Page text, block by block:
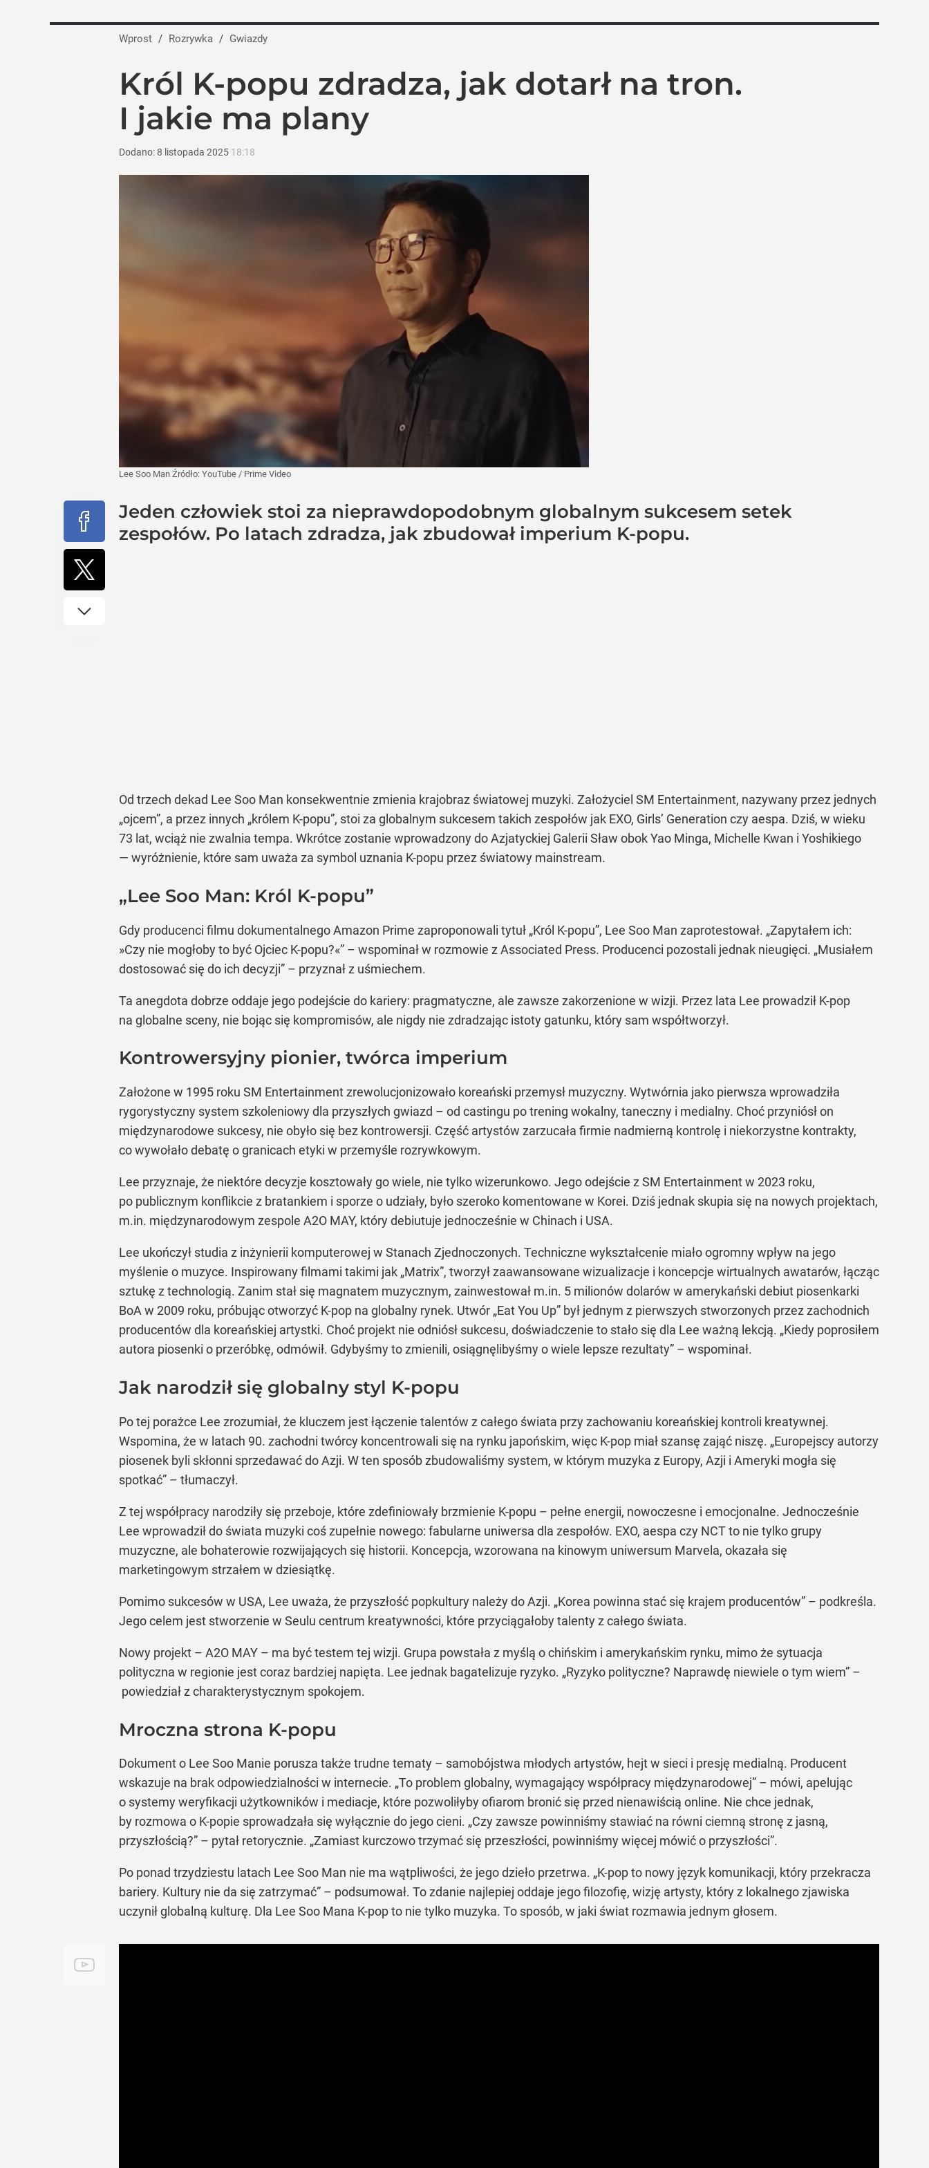
Wprost / Rozrywka / Gwiazdy
Król K-popu zdradza, jak dotarł na tron.
I jakie ma plany
Dodano:8 listopada 2025 18:18
Lee Soo Man Źródło: YouTube / Prime Video
Jeden człowiek stoi za nieprawdopodobnym globalnym sukcesem setek
zespołów. Po latach zdradza, jak zbudował imperium K-popu.
Od trzech dekad Lee Soo Man konsekwentnie zmienia krajobraz światowej muzyki. Założyciel SM Entertainment, nazywany przez jednych
„ojcem”, a przez innych „królem K-popu”, stoi za globalnym sukcesem takich zespołów jak EXO, Girls’ Generation czy aespa. Dziś, w wieku
73 lat, wciąż nie zwalnia tempa. Wkrótce zostanie wprowadzony do Azjatyckiej Galerii Sław obok Yao Minga, Michelle Kwan i Yoshikiego
— wyróżnienie, które sam uważa za symbol uznania K-popu przez światowy mainstream.
„Lee Soo Man: Król K-popu”
Gdy producenci filmu dokumentalnego Amazon Prime zaproponowali tytuł „Król K-popu”, Lee Soo Man zaprotestował. „Zapytałem ich:
»Czy nie mogłoby to być Ojciec K-popu?«” – wspominał w rozmowie z Associated Press. Producenci pozostali jednak nieugięci. „Musiałem
dostosować się do ich decyzji” – przyznał z uśmiechem.
Ta anegdota dobrze oddaje jego podejście do kariery: pragmatyczne, ale zawsze zakorzenione w wizji. Przez lata Lee prowadził K-pop
na globalne sceny, nie bojąc się kompromisów, ale nigdy nie zdradzając istoty gatunku, który sam współtworzył.
Kontrowersyjny pionier, twórca imperium
Założone w 1995 roku SM Entertainment zrewolucjonizowało koreański przemysł muzyczny. Wytwórnia jako pierwsza wprowadziła
rygorystyczny system szkoleniowy dla przyszłych gwiazd – od castingu po trening wokalny, taneczny i medialny. Choć przyniósł on
międzynarodowe sukcesy, nie obyło się bez kontrowersji. Część artystów zarzucała firmie nadmierną kontrolę i niekorzystne kontrakty,
co wywołało debatę o granicach etyki w przemyśle rozrywkowym.
Lee przyznaje, że niektóre decyzje kosztowały go wiele, nie tylko wizerunkowo. Jego odejście z SM Entertainment w 2023 roku,
po publicznym konflikcie z bratankiem i sporze o udziały, było szeroko komentowane w Korei. Dziś jednak skupia się na nowych projektach,
m.in. międzynarodowym zespole A2O MAY, który debiutuje jednocześnie w Chinach i USA.
Lee ukończył studia z inżynierii komputerowej w Stanach Zjednoczonych. Techniczne wykształcenie miało ogromny wpływ na jego
myślenie o muzyce. Inspirowany filmami takimi jak „Matrix”, tworzył zaawansowane wizualizacje i koncepcje wirtualnych awatarów, łącząc
sztukę z technologią. Zanim stał się magnatem muzycznym, zainwestował m.in. 5 milionów dolarów w amerykański debiut piosenkarki
BoA w 2009 roku, próbując otworzyć K-pop na globalny rynek. Utwór „Eat You Up” był jednym z pierwszych stworzonych przez zachodnich
producentów dla koreańskiej artystki. Choć projekt nie odniósł sukcesu, doświadczenie to stało się dla Lee ważną lekcją. „Kiedy poprosiłem
autora piosenki o przeróbkę, odmówił. Gdybyśmy to zmienili, osiągnęlibyśmy o wiele lepsze rezultaty” – wspominał.
Jak narodził się globalny styl K-popu
Po tej porażce Lee zrozumiał, że kluczem jest łączenie talentów z całego świata przy zachowaniu koreańskiej kontroli kreatywnej.
Wspomina, że w latach 90. zachodni twórcy koncentrowali się na rynku japońskim, więc K-pop miał szansę zająć niszę. „Europejscy autorzy
piosenek byli skłonni sprzedawać do Azji. W ten sposób zbudowaliśmy system, w którym muzyka z Europy, Azji i Ameryki mogła się
spotkać” – tłumaczył.
Z tej współpracy narodziły się przeboje, które zdefiniowały brzmienie K-popu – pełne energii, nowoczesne i emocjonalne. Jednocześnie
Lee wprowadził do świata muzyki coś zupełnie nowego: fabularne uniwersa dla zespołów. EXO, aespa czy NCT to nie tylko grupy
muzyczne, ale bohaterowie rozwijających się historii. Koncepcja, wzorowana na kinowym uniwersum Marvela, okazała się
marketingowym strzałem w dziesiątkę.
Pomimo sukcesów w USA, Lee uważa, że przyszłość popkultury należy do Azji. „Korea powinna stać się krajem producentów” – podkreśla.
Jego celem jest stworzenie w Seulu centrum kreatywności, które przyciągałoby talenty z całego świata.
Nowy projekt – A2O MAY – ma być testem tej wizji. Grupa powstała z myślą o chińskim i amerykańskim rynku, mimo że sytuacja
polityczna w regionie jest coraz bardziej napięta. Lee jednak bagatelizuje ryzyko. „Ryzyko polityczne? Naprawdę niewiele o tym wiem” –
powiedział z charakterystycznym spokojem.
Mroczna strona K-popu
Dokument o Lee Soo Manie porusza także trudne tematy – samobójstwa młodych artystów, hejt w sieci i presję medialną. Producent
wskazuje na brak odpowiedzialności w internecie. „To problem globalny, wymagający współpracy międzynarodowej” – mówi, apelując
o systemy weryfikacji użytkowników i mediacje, które pozwoliłyby ofiarom bronić się przed nienawiścią online. Nie chce jednak,
by rozmowa o K-popie sprowadzała się wyłącznie do jego cieni. „Czy zawsze powinniśmy stawiać na równi ciemną stronę z jasną,
przyszłością?” – pytał retorycznie. „Zamiast kurczowo trzymać się przeszłości, powinniśmy więcej mówić o przyszłości”.
Po ponad trzydziestu latach Lee Soo Man nie ma wątpliwości, że jego dzieło przetrwa. „K-pop to nowy język komunikacji, który przekracza
bariery. Kultury nie da się zatrzymać” – podsumował. To zdanie najlepiej oddaje jego filozofię, wizję artysty, który z lokalnego zjawiska
uczynił globalną kulturę. Dla Lee Soo Mana K-pop to nie tylko muzyka. To sposób, w jaki świat rozmawia jednym głosem.